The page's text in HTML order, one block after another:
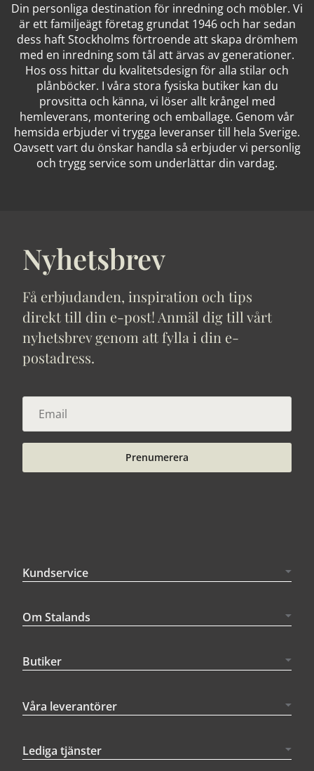
Din personliga destination för inredning och möbler. Vi
är ett familjeägt företag grundat 1946 och har sedan
dess haft Stockholms förtroende att skapa drömhem
med en inredning som tål att ärvas av generationer.
Hos oss hittar du kvalitetsdesign för alla stilar och
plånböcker. I våra stora fysiska butiker kan du
provsitta och känna, vi löser allt krångel med
hemleverans, montering och emballage. Genom vår
hemsida erbjuder vi trygga leveranser till hela Sverige.
Oavsett vart du önskar handla så erbjuder vi personlig
och trygg service som underlättar din vardag.
Nyhetsbrev
Få erbjudanden, inspiration och tips
direkt till din e-post! Anmäl dig till vårt
nyhetsbrev genom att fylla i din e-
postadress.
Prenumerera
Kundservice
Om Stalands
Butiker
Våra leverantörer
Lediga tjänster